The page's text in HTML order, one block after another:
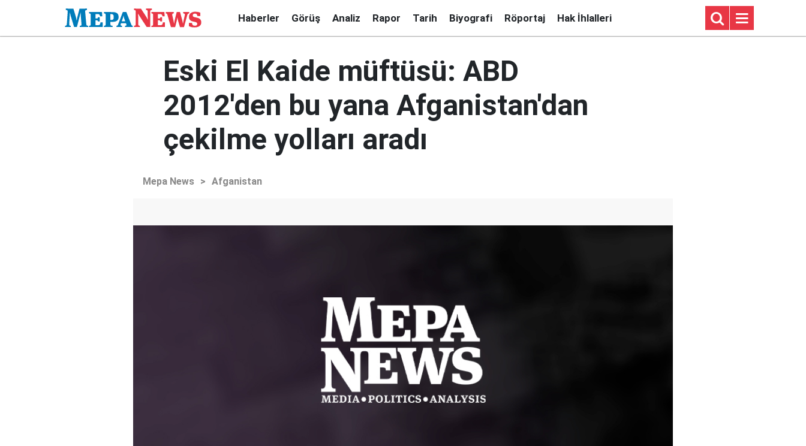
Haberler Görüş Analiz Rapor Tarih Biyografi Röportaj Hak İhlalleri
Eski El Kaide müftüsü: ABD
2012'den bu yana Afganistan'dan
çekilme yolları aradı
Mepa News > Afganistan